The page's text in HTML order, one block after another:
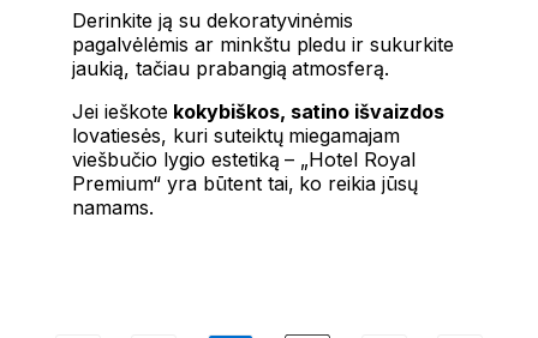
Derinkite ją su dekoratyvinėmis
pagalvėlėmis ar minkštu pledu ir sukurkite
jaukią, tačiau prabangią atmosferą.
Jei ieškotekokybiškos, satino išvaizdos
lovatiesės, kuri suteiktų miegamajam
viešbučio lygio estetiką – „Hotel Royal
Premium“ yra būtent tai, ko reikia jūsų
namams.